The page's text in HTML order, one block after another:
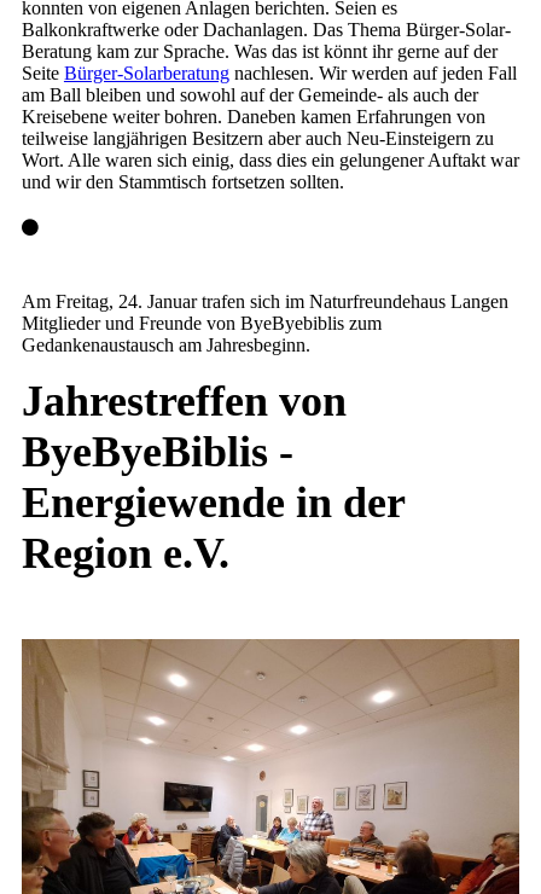
konnten von eigenen Anlagen berichten. Seien es
Balkonkraftwerke oder Dachanlagen. Das Thema Bürger-Solar-
Beratung kam zur Sprache. Was das ist könnt ihr gerne auf der
Seite Bürger-Solarberatungnachlesen. Wir werden auf jeden Fall
am Ball bleiben und sowohl auf der Gemeinde- als auch der
Kreisebene weiter bohren. Daneben kamen Erfahrungen von
teilweise langjährigen Besitzern aber auch Neu-Einsteigern zu
Wort. Alle waren sich einig, dass dies ein gelungener Auftakt war
und wir den Stammtisch fortsetzen sollten.
Am Freitag, 24. Januar trafen sich im Naturfreundehaus Langen
Mitglieder und Freunde von ByeByebiblis zum
Gedankenaustausch am Jahresbeginn.
Jahrestreffen von
ByeByeBiblis -
Energiewende in der
Region e.V.